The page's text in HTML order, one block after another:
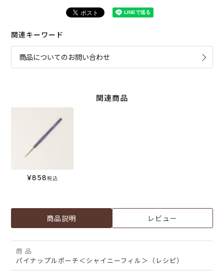
関連キーワード
商品についてのお問い合わせ
関連商品
¥858税込
商品説明 レビュー
商 品
パイナップルポーチ＜シャイニーフィル＞（レシピ）